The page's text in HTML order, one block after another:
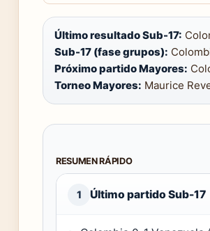
Último resultado Sub-17:
Sub-17 (fase grupos):
Próximo partido Mayores:
Torneo Mayores: Maurice
RESUMEN RÁPIDO
1 Último partido Sub-17